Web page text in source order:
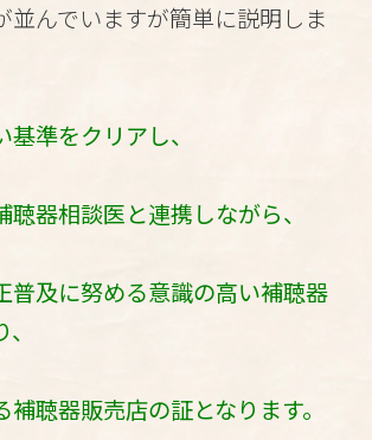
並んでいますが簡単に説明しま
準をクリアし、
聴器相談医と連携しながら、
普及に努める意識の高い補聴器
聴器販売店の証となります。